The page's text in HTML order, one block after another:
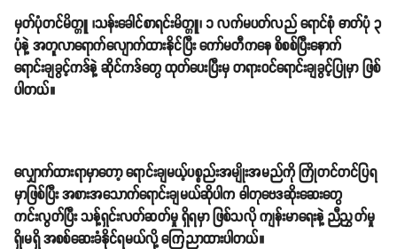
မှတ်ပုံတင်မိတ္တူ ၊သန်းခေါင်စာရင်းမိတ္တူ၊ ၁ လက်မပတ်လည် ရောင်စုံ ဓာတ်ပုံ ၃
ပုံနဲ့ အတူလာရောက်လျောက်ထားနိုင်ပြီး ကော်မတီကနေ စိစစ်ပြီးနောက်
ရောင်းချခွင့်ကဒ်နဲ့ ဆိုင်ကဒ်တွေ ထုတ်ပေးပြီးမှ တရားဝင်ရောင်းချခွင့်ပြုမှာ ဖြစ်
ပါတယ်။
လျှောက်ထားရာမှာတော့ ရောင်းချမယ့်ပစ္စည်းအမျိုးအမည်ကို ကြိုတင်တင်ပြရ
မှာဖြစ်ပြီး အစားအသောက်ရောင်းချမယ်ဆိုပါက ဓါတုဗေဒဆိုးဆေးတွေ
ကင်းလွတ်ပြီး သန့်ရှင်းလတ်ဆတ်မှု ရှိရမှာ ဖြစ်သလို ကျန်းမာရေးနဲ့ ညီညွှတ်မှု
ရှိ၊မရှိ အစစ်ဆေးခံနိုင်ရမယ်လို့ ကြေညာထားပါတယ်။